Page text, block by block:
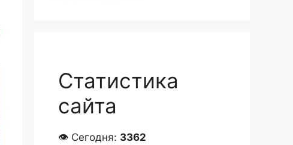
Статистика
сайта
👁 Сегодня: 3362